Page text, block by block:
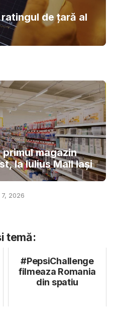
de țară al
primul magazin
la Iulius Mall Iași
7, 2026
temă:
#PepsiChallenge
filmeaza Romania
din spatiu